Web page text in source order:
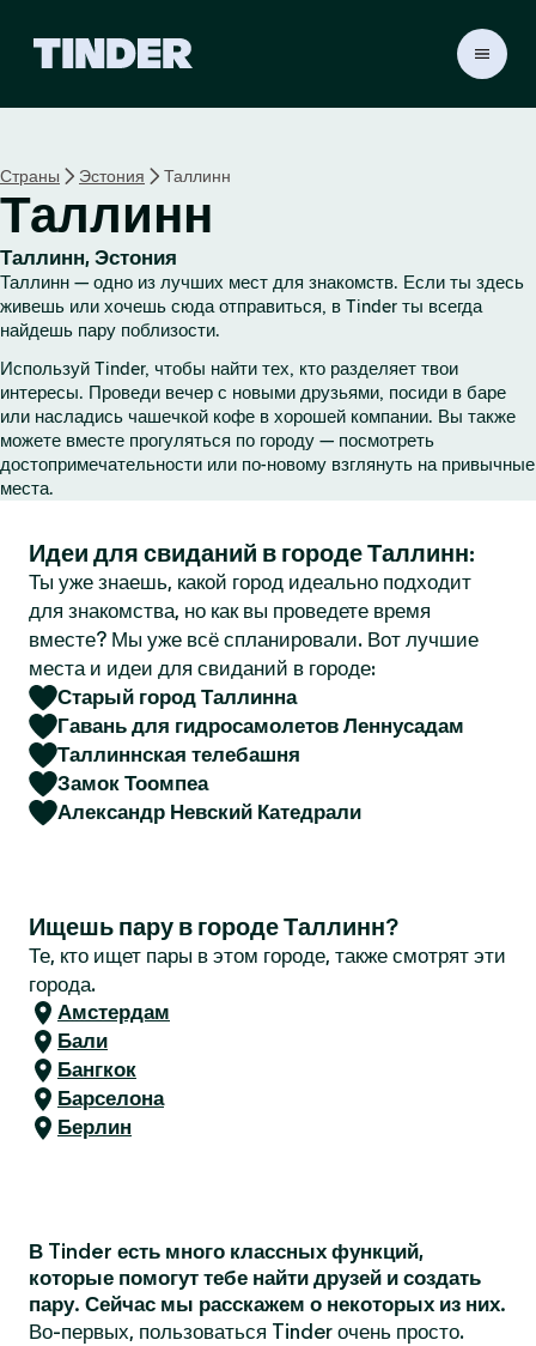
а
я
с
р
а
н
ц
а
T
i
n
r
Страны Эстония Таллинн
Таллинн
Таллинн, Эстония
Таллинн — одно из лучших мест для знакомств. Если ты здесь
живешь или хочешь сюда отправиться, в Tinder ты всегда
найдешь пару поблизости.
Используй Tinder, чтобы найти тех, кто разделяет твои
интересы. Проведи вечер с новыми друзьями, посиди в баре
или насладись чашечкой кофе в хорошей компании. Вы также
можете вместе прогуляться по городу — посмотреть
достопримечательности или по-новому взглянуть на привычные
места.
Идеи для свиданий в городе Таллинн:
Ты уже знаешь, какой город идеально подходит
для знакомства, но как вы проведете время
вместе? Мы уже всё спланировали. Вот лучшие
места и идеи для свиданий в городе:
Старый город Таллинна
Гавань для гидросамолетов Леннусадам
Таллиннская телебашня
Замок Тоомпеа
Александр Невский Катедрали
Ищешь пару в городе Таллинн?
Те, кто ищет пары в этом городе, также смотрят эти
города.
Амстердам
Бали
Бангкок
Барселона
Берлин
В Tinder есть много классных функций,
которые помогут тебе найти друзей и создать
пару. Сейчас мы расскажем о некоторых из них.
Во-первых, пользоваться Tinder очень просто.